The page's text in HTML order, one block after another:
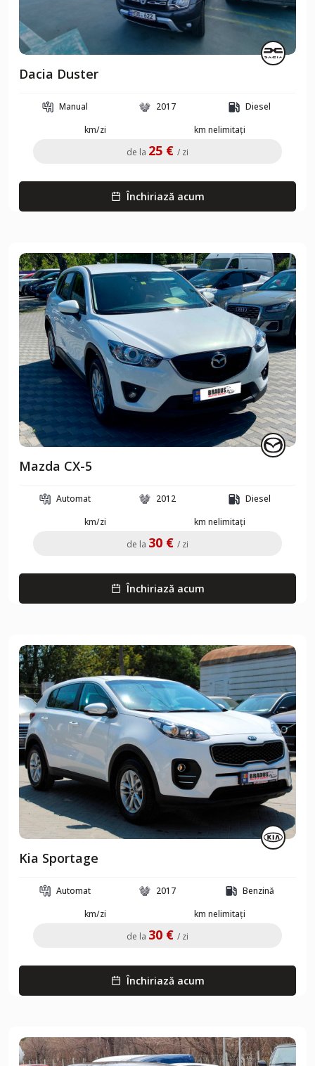
Dacia Duster
Manual 2017
Diesel
km/zi
km nelimitați
de la 25 € / zi
Închiriază acum
Mazda CX-5
Automat 2012
Diesel
km/zi
km nelimitați
de la 30 € / zi
Închiriază acum
Kia Sportage
Automat 2017
Benzină
km/zi
km nelimitați
de la 30 € / zi
Închiriază acum